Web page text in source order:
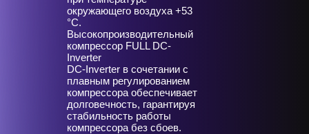
окружающего воздуха +53
°С.
Высокопроизводительный
компрессор FULL DC-
Inverter
DC-Inverter в сочетании с
плавным регулированием
компрессора обеспечивает
долговечность, гарантируя
стабильность работы
компрессора без сбоев.